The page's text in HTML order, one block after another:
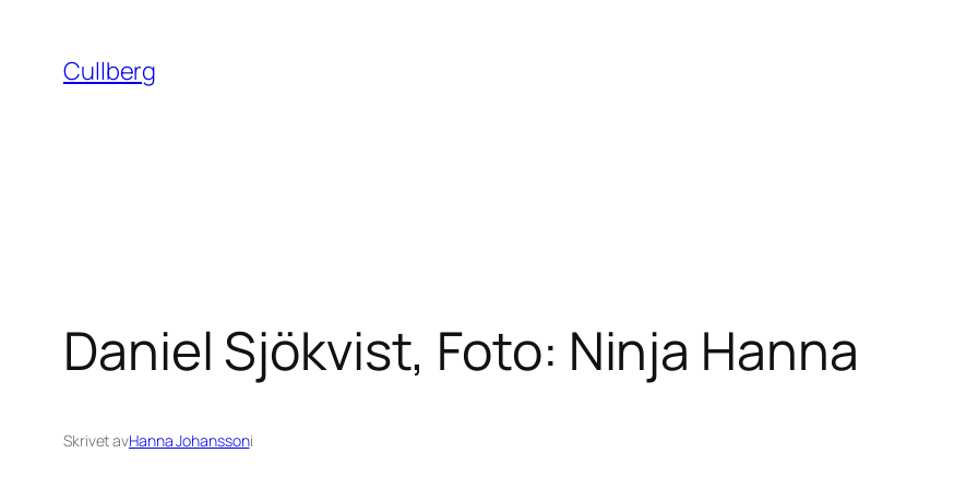
innehåll
Cullberg
Daniel Sjökvist, Foto: Ninja Hanna
Skrivet avHanna Johanssoni